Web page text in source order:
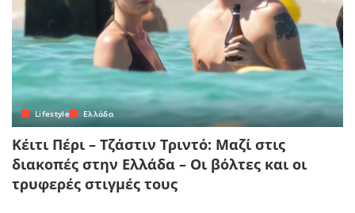
Lifestyle Ελλάδα
Κέιτι Πέρι – Τζάστιν Τριντό: Μαζί στις
διακοπές στην Ελλάδα – Οι βόλτες και οι
τρυφερές στιγμές τους